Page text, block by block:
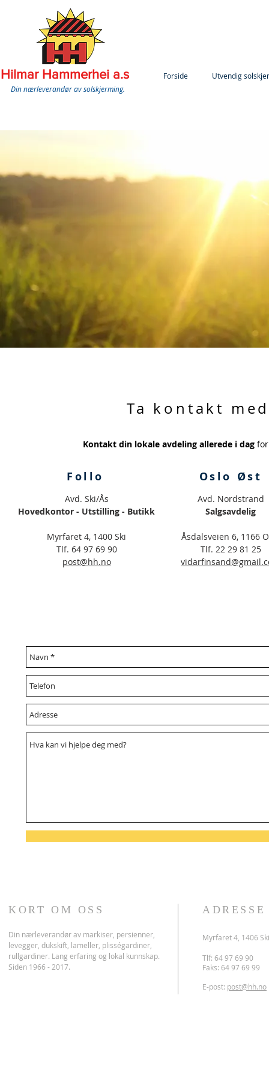
Hilmar Hammerhei a.s Forside
Utvendig
Din nærleverandør av solskjerming.
Kontakt din lokale avdeling allerede i dagfor
Follo
Avd. Ski/Ås
Hovedkontor - Utstilling - Butikk
Myrfaret 4, 1400 Ski
Tlf. 64 97 69 90
post@hh.no
Oslo Øst
Avd. Nordstrand
Salgsavdelig
Åsdalsveien 6, 1166
Tlf. 22 29 81 25
Ta kontakt
KORT OM OSS
Din nærleverandør av markiser, persienner,
levegger, dukskift, lameller, plisségardiner,
rullgardiner. Lang erfaring og lokal kunnskap.
Siden 1966 - 2017.
ADRESSE
Myrfaret 4, 1406 Ski
Tlf: 64 97 69 90
Faks: 64 97 69 99
E-post: post@hh.no